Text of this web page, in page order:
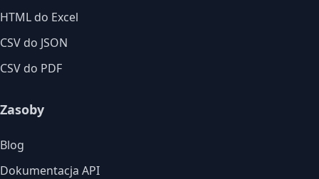
HTML do Excel
CSV do JSON
CSV do PDF
Zasoby
Blog
Dokumentacja API